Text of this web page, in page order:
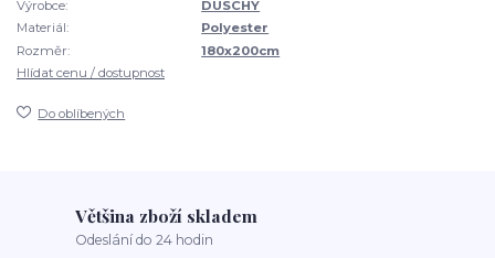
Výrobce:
DUSCHY
Materiál:
Polyester
Rozměr:
180x200cm
Hlídat cenu / dostupnost
Do oblíbených
Většina zboží skladem
Odeslání do 24 hodin